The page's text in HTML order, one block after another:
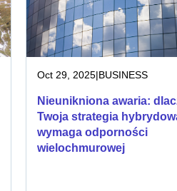
Oct 29, 2025|BUSINESS
Nieunikniona awaria:
Twoja strategia
wymaga odporności
wielochmurowej